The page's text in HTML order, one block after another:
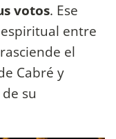
votos. Ese
entre
el
Cabré y
su